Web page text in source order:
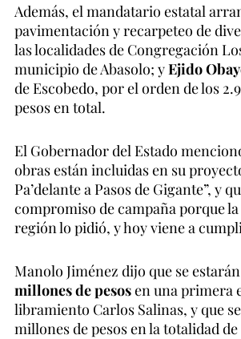
Además, el mandatario estatal
pavimentación y recarpeteo de
las localidades de Congregación
municipio de Abasolo; yEjido
de Escobedo, por el orden de los
pesos en total.
El Gobernador del Estado
obras están incluidas en su
Pa’delante a Pasos de Gigante”, y
compromiso de campaña porque la
región lo pidió, y hoy viene a
Manolo Jiménez dijo que se
millones de pesosen una primera
libramiento Carlos Salinas, y que
millones de pesos en la totalidad